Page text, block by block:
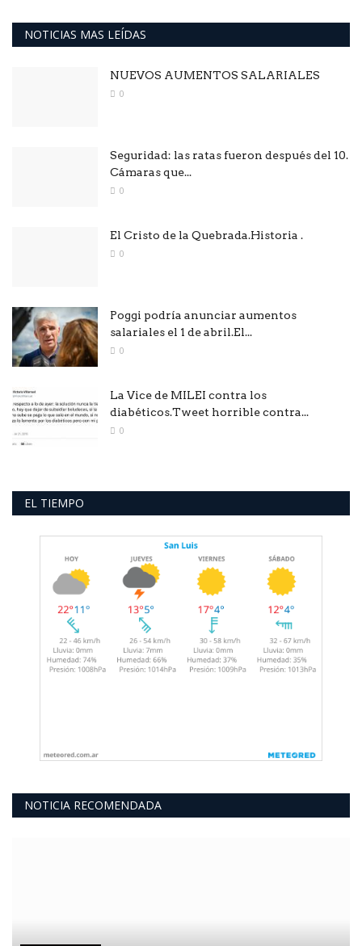
NOTICIAS MAS LEÍDAS
NUEVOS AUMENTOS SALARIALES
0
Seguridad: las ratas fueron después del 10.
Cámaras que...
0
El Cristo de la Quebrada.Historia .
0
Poggi podría anunciar aumentos
salariales el 1 de abril.El...
0
La Vice de MILEI contra los
diabéticos.Tweet horrible contra...
0
EL TIEMPO
NOTICIA RECOMENDADA